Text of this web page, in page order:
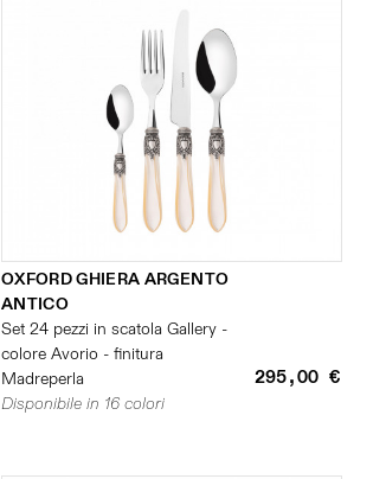
OXFORD GHIERA ARGENTO
ANTICO
Set 24 pezzi in scatola Gallery -
colore Avorio - finitura
Madreperla
295,00 €
Disponibile in 16 colori